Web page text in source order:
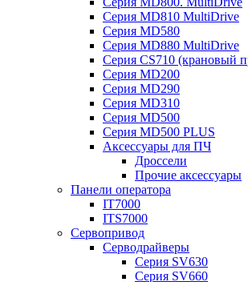
Серия MD810 MultiDrive
Серия MD580
Серия MD880 MultiDrive
Серия CS710 (крановый
Серия MD200
Серия MD290
Серия MD310
Серия MD500
Серия MD500 PLUS
Аксессуары для ПЧ
Дроссели
Прочие аксессуары
Панели оператора
IT7000
ITS7000
Сервопривод
Серводрайверы
Серия SV630
Серия SV660